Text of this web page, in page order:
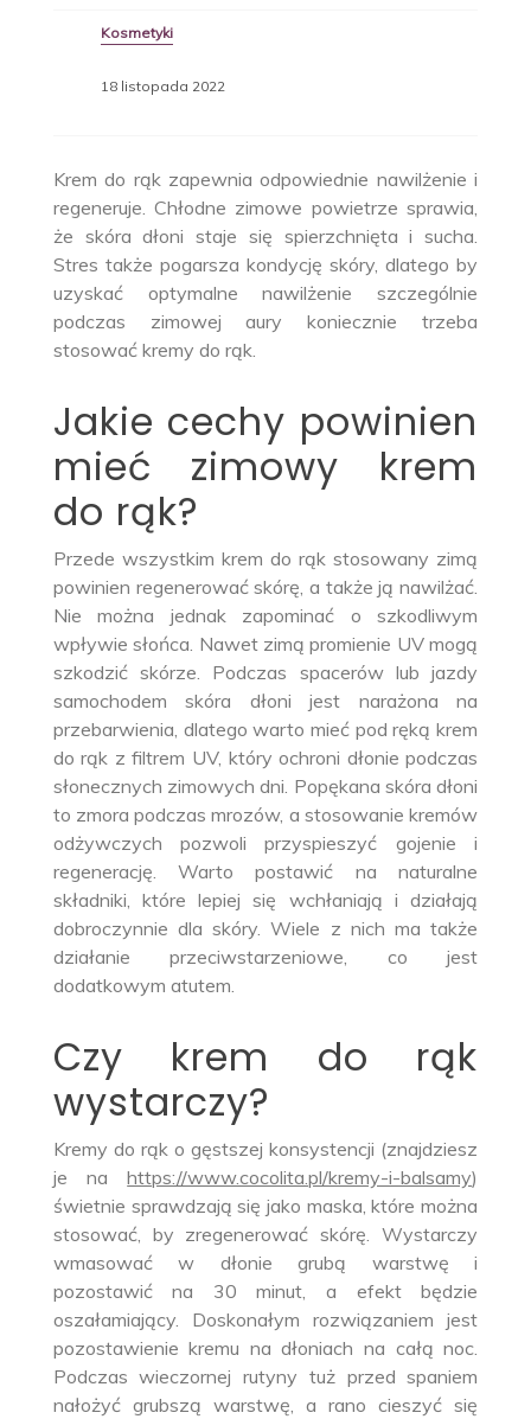
Kosmetyki
18 listopada 2022
Krem do rąk zapewnia odpowiednie nawilżenie i
regeneruje. Chłodne zimowe powietrze sprawia,
że skóra dłoni staje się spierzchnięta i sucha.
Stres także pogarsza kondycję skóry, dlatego by
uzyskać optymalne nawilżenie szczególnie
podczas zimowej aury koniecznie trzeba
stosować kremy do rąk.
Jakie cechy powinien
mieć zimowy krem
do rąk?
Przede wszystkim krem do rąk stosowany zimą
powinien regenerować skórę, a także ją nawilżać.
Nie można jednak zapominać o szkodliwym
wpływie słońca. Nawet zimą promienie UV mogą
szkodzić skórze. Podczas spacerów lub jazdy
samochodem skóra dłoni jest narażona na
przebarwienia, dlatego warto mieć pod ręką krem
do rąk z filtrem UV, który ochroni dłonie podczas
słonecznych zimowych dni. Popękana skóra dłoni
to zmora podczas mrozów, a stosowanie kremów
odżywczych pozwoli przyspieszyć gojenie i
regenerację. Warto postawić na naturalne
składniki, które lepiej się wchłaniają i działają
dobroczynnie dla skóry. Wiele z nich ma także
działanie przeciwstarzeniowe, co jest
dodatkowym atutem.
Czy krem do rąk
wystarczy?
Kremy do rąk o gęstszej konsystencji (znajdziesz
je nahttps://www.cocolita.pl/kremy-i-balsamy)
świetnie sprawdzają się jako maska, które można
stosować, by zregenerować skórę. Wystarczy
wmasować w dłonie grubą warstwę i
pozostawić na 30 minut, a efekt będzie
oszałamiający. Doskonałym rozwiązaniem jest
pozostawienie kremu na dłoniach na całą noc.
Podczas wieczornej rutyny tuż przed spaniem
nałożyć grubszą warstwę, a rano cieszyć się